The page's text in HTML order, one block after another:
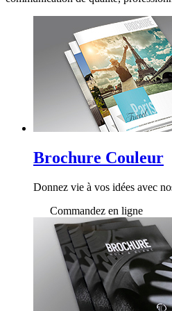
Brochure Couleur
Donnez vie à vos idées avec
Commandez en ligne